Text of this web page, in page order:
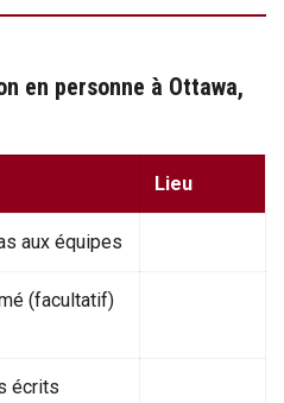
en personne à Ottawa,
Lieu
aux équipes
(facultatif)
écrits